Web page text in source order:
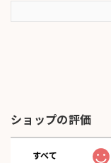
ショップの評価
すべて